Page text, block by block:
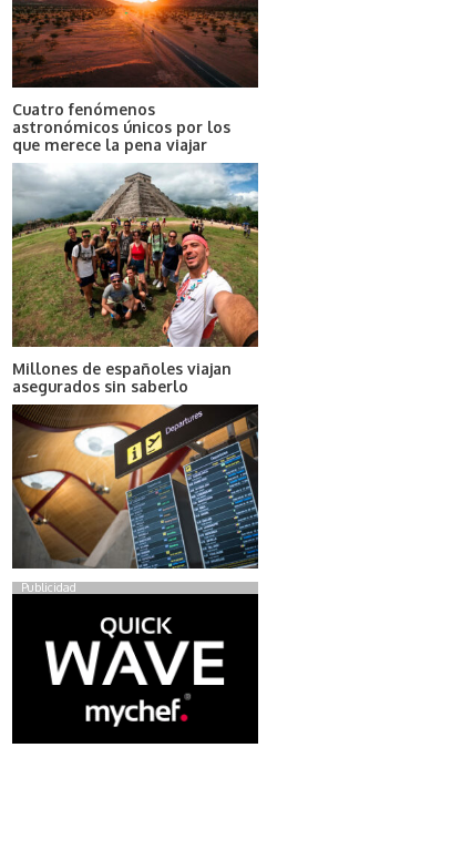
Cuatro fenómenos
astronómicos únicos por los
que merece la pena viajar
Millones de españoles viajan
asegurados sin saberlo
Publicidad